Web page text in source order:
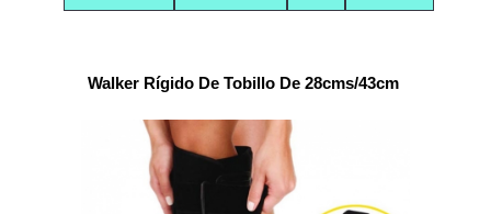
Walker Rígido De Tobillo De 28cms/43cm